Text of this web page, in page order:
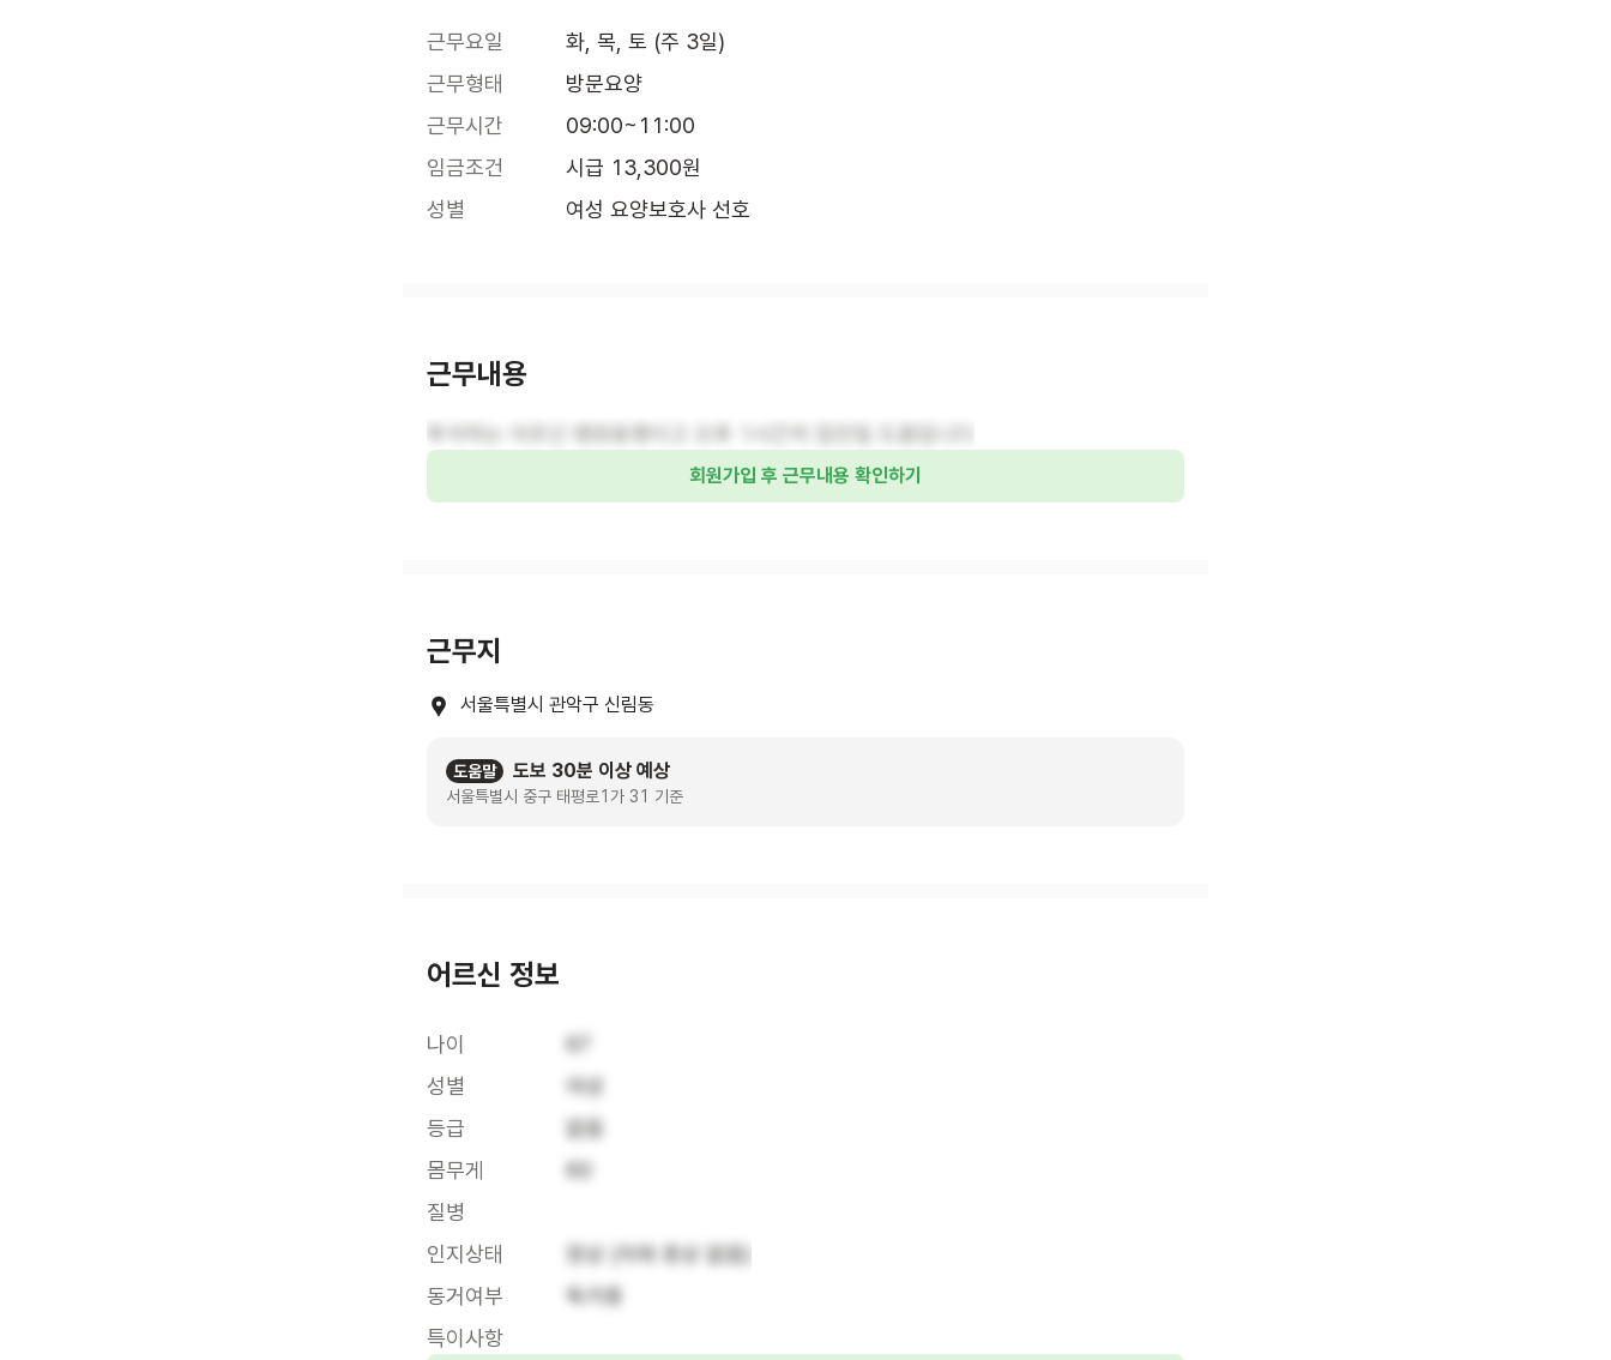
근무요일
화, 목, 토 (주 3일)
근무형태
방문요양
근무시간
09:00~11:00
임금조건
시급 13,300원
성별
여성 요양보호사 선호
근무내용
회원가입 후 근무내용 확인하기
근무지
서울특별시 관악구 신림동
도움말 도보 30분 이상 예상
서울특별시 중구 태평로1가 31 기준
어르신 정보
나이
성별
여성
등급
없음
몸무게
60
질병
인지상태
정상 (치매 증상 없음)
동거여부
독거중
특이사항